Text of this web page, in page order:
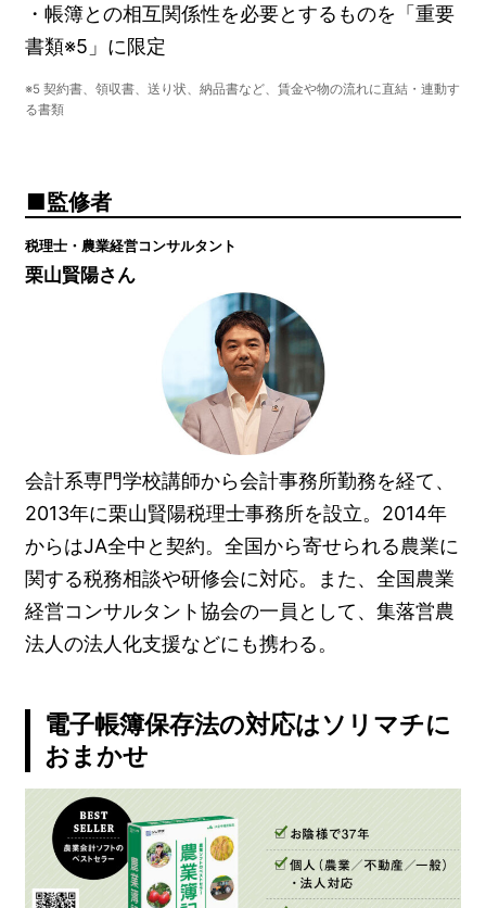
・帳簿との相互関係性を必要とするものを「重要
書類※5」に限定
※5 契約書、領収書、送り状、納品書など、賃金や物の流れに直結・連動す
る書類
監修者
税理士・農業経営コンサルタント
栗山賢陽さん
会計系専門学校講師から会計事務所勤務を経て、
2013年に栗山賢陽税理士事務所を設立。2014年
からはJA全中と契約。全国から寄せられる農業に
関する税務相談や研修会に対応。また、全国農業
経営コンサルタント協会の一員として、集落営農
法人の法人化支援などにも携わる。
電子帳簿保存法の対応はソリマチに
おまかせ